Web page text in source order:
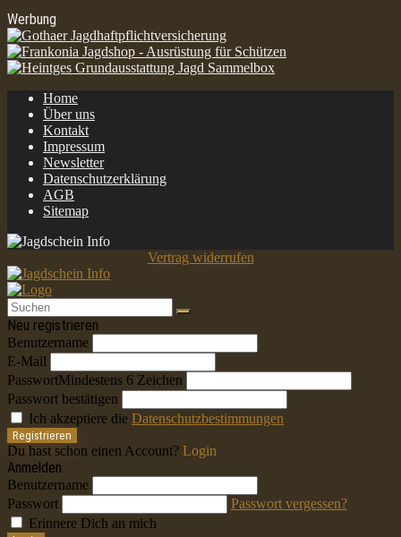
Werbung
Home
Über uns
Kontakt
Impressum
Newsletter
Datenschutzerklärung
AGB
Sitemap
Vertrag widerrufen
Neu registrieren
Benutzername
E-Mail
PasswortMindestens 6 Zeichen
Passwort bestätigen
Ich akzeptiere die Datenschutzbestimmungen
Registrieren
Du hast schon einen Account? Login
Anmelden
Benutzername
Passwort
Passwort vergessen?
Erinnere Dich an mich